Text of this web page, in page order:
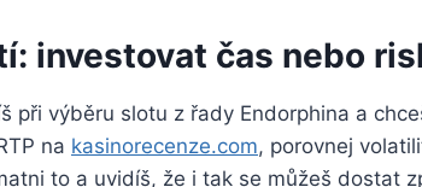
investovat čas nebo
při výběru slotu z řady Endorphina a
na kasinorecenze.com, porovnej
to a uvidíš, že i tak se můžeš dostat